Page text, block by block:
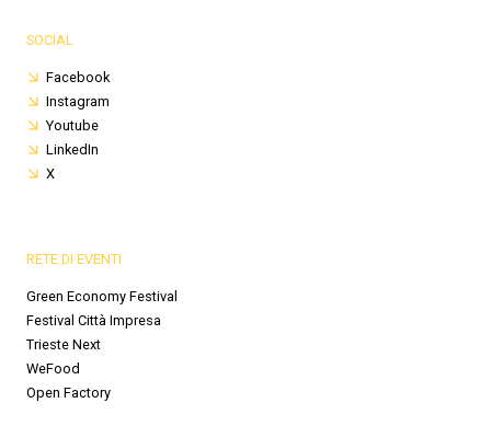
SOCIAL
Facebook
Instagram
Youtube
LinkedIn
X
RETE DI EVENTI
Green Economy Festival
Festival Città Impresa
Trieste Next
WeFood
Open Factory